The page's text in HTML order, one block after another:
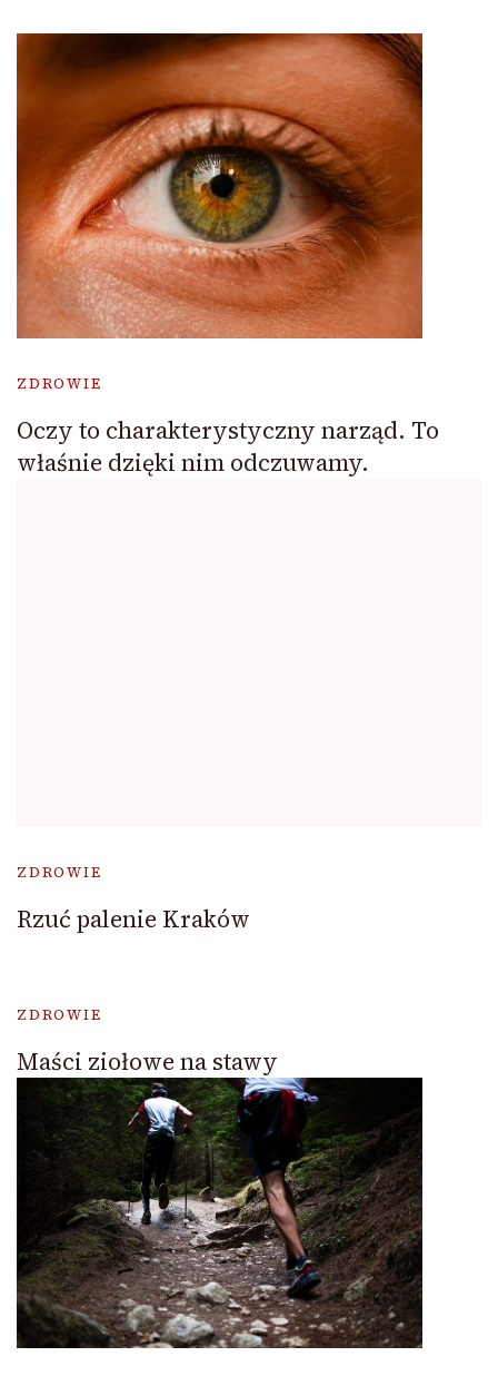
ZDROWIE
Oczy to charakterystyczny narząd. To
właśnie dzięki nim odczuwamy.
ZDROWIE
Rzuć palenie Kraków
ZDROWIE
Maści ziołowe na stawy